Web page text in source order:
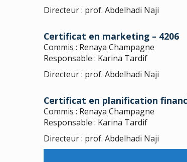
Directeur : prof. Abdelhadi Naji
Certificat en marketing – 4206
Commis : Renaya Champagne
Responsable : Karina Tardif
Directeur : prof. Abdelhadi Naji
Certificat en planification
Commis : Renaya Champagne
Responsable : Karina Tardif
Directeur : prof. Abdelhadi Naji